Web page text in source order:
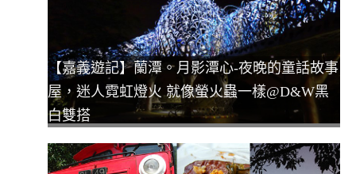
【嘉義遊記】蘭潭。月影潭心-夜晚的童話故事
屋，迷人霓虹燈火 就像螢火蟲一樣@D&W黑
白雙搭